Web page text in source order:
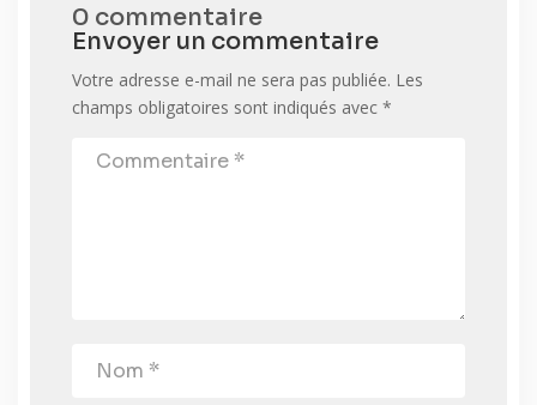
0 commentaire
Envoyer un commentaire
Votre adresse e-mail ne sera pas publiée. Les
champs obligatoires sont indiqués avec *